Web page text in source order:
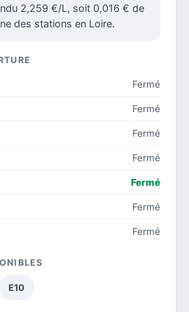
2,259 €/L, soit 0,016 € de
des stations en Loire.
Fermé
Fermé
Fermé
Fermé
Fermé
Fermé
Fermé
E10